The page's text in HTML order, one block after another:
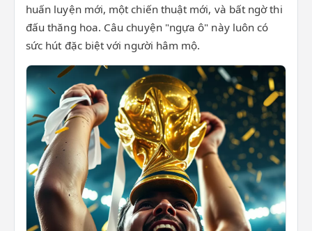
huấn luyện mới, một chiến thuật mới, và bất ngờ thi
đấu thăng hoa. Câu chuyện "ngựa ô" này luôn có
sức hút đặc biệt với người hâm mộ.